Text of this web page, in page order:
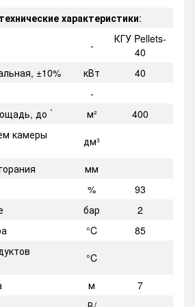
характеристики:
-
КГУ Pellets-
40
±10%
кВт
40
-
до * м²
400
камеры
дм³
мм
%
93
бар
2
°C
85
°C
м
7